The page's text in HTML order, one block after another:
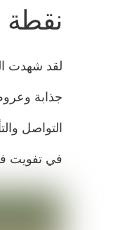
نقطة
لقد شهدت
جذابة
التواصل
في تفويت